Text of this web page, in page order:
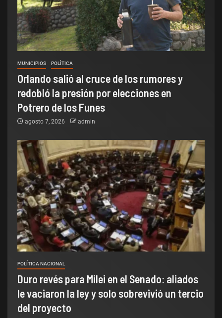
MUNICIPIOS POLÌTICA
Orlando salió al cruce de los rumores y
redobló la presión por elecciones en
Potrero de los Funes
agosto 7, 2026 admin
POLÍTICA NACIONAL
Duro revés para Milei en el Senado: aliados
le vaciaron la ley y solo sobrevivió un tercio
del proyecto